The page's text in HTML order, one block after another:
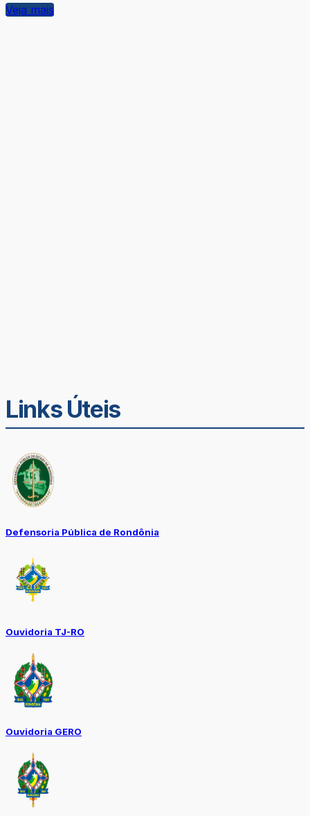
Veja mais
Links Úteis
Defensoria Pública de Rondônia
Ouvidoria TJ-RO
Ouvidoria GERO